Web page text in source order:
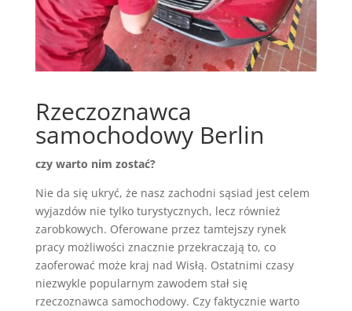
Rzeczoznawca
samochodowy Berlin
czy warto nim zostać?
Nie da się ukryć, że nasz zachodni sąsiad jest celem
wyjazdów nie tylko turystycznych, lecz również
zarobkowych. Oferowane przez tamtejszy rynek
pracy możliwości znacznie przekraczają to, co
zaoferować może kraj nad Wisłą. Ostatnimi czasy
niezwykle popularnym zawodem stał się
rzeczoznawca samochodowy. Czy faktycznie warto